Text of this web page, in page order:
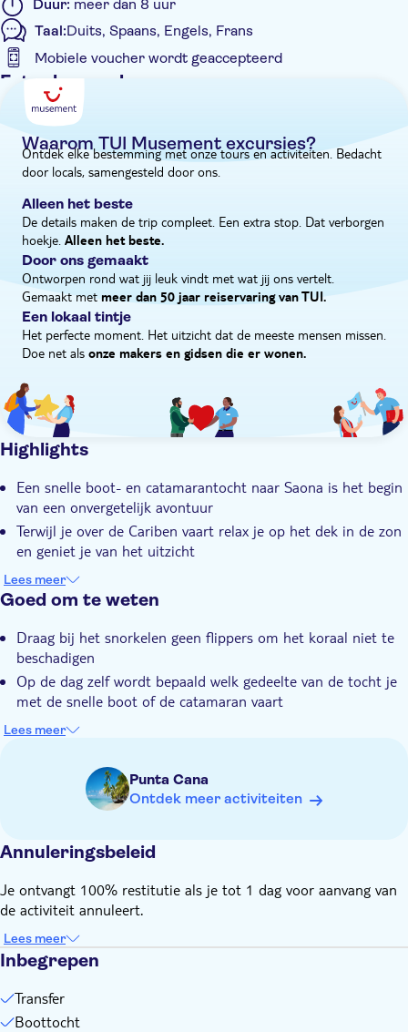
voor je. En dan schuif je aan voor een 'surf 'n turf'lunch in een
restaurant aan zee. O, en maak je geen zorgen: de drankjes zijn
inbegrepen.
Wat is het programma van deze excursie?
Het programma van deze excursie is:
- 06.30 tot 07.30 uur – pick-up bij je hotel
- 08.00 tot 09.30 uur – rit naar het strand van Bayahibe en
aan boord gaan
- 09.30 tot 10.00 uur – eerste snorkelstop
- 10.00 tot 10.30 uur – ontbijtsnack aan boord
- 10.30 tot 11.30 uur – snelle boottocht langs de kust naar een
natuurlijk zwembad
- 11.30 tot 12.00 uur – zwemmen in een natuurlijk zwembad
- 12.00 tot 12.30 uur – snelle boottocht naar het exclusieve
TUI-strand op het eiland Saona
- 12.30 tot 13.30 uur – lunch
- 13.30 tot 15.30 uur – vrije tijd op het exclusieve TUI-strand
op het eiland Saona
- 15.30 tot 17.00 uur – catamarantocht terug naar Bayahibe
met een party achterop de boot of relaxen op de netten
- 17.00 tot 18.00 uur – terugkeer naar Punta Cana of Bavaro
- 17.30 tot 18.00 uur – drop-off bij je hotel
Let op: de tijden, het programma en de volgorde van de boten
kunnen op de dag zelf variëren
Duur: meer dan 8 uur
Taal:Duits, Spaans, Engels, Frans
Mobiele voucher wordt geaccepteerd
Extra kenmerken
Entree inbegrepen
Tour met gids
Instant confirmation
E-Voucher
Hotel pick-up
Waarom TUI Musement excursies?
Ontdek elke bestemming met onze tours en activiteiten. Bedacht
door locals, samengesteld door ons.
Alleen het beste
De details maken de trip compleet. Een extra stop. Dat verborgen
hoekje. Alleen het beste.
Door ons gemaakt
Ontworpen rond wat jij leuk vindt met wat jij ons vertelt.
Gemaakt met meer dan 50 jaar reiservaring van TUI.
Een lokaal tintje
Het perfecte moment. Het uitzicht dat de meeste mensen missen.
Doe net als onze makers en gidsen die er wonen.
Highlights
Een snelle boot- en catamarantocht naar Saona is het begin
van een onvergetelijk avontuur
Terwijl je over de Cariben vaart relax je op het dek in de zon
en geniet je van het uitzicht
We hebben een Instagram-perfect privé strand voor je
gereserveerd waar je je handdoek uitrolt
het strand met lokale gerechten
Je deskundige lokale gids deelt ongeëvenaarde kennis over
Saona en de natuurlijke wonderen van het eiland
Lees meer
Goed om te weten
Draag bij het snorkelen geen flippers om het koraal niet te
beschadigen
Op de dag zelf wordt bepaald welk gedeelte van de tocht je
met de snelle boot of de catamaran vaart
Voor deze excursie zijn pick-up transfers beschikbaar vanuit
Niet geschikt voor zwangere vrouwen en gasten met
rugproblemen
Niet geschikt voor gasten met beperkte mobiliteit
Neem een handdoek mee
Neem iets mee voor op je hoofd
Afhankelijk van de weersomstandigheden
Lees meer
Punta Cana
Ontdek meer activiteiten
Annuleringsbeleid
Je ontvangt 100% restitutie als je tot 1 dag voor aanvang van
de activiteit annuleert.
Lees meer
Inbegrepen
Transfer
Boottocht